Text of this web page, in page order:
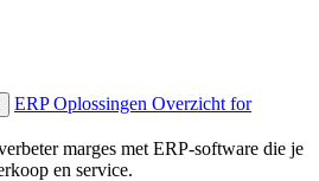
ERP Oplossingen Overzicht for
marges met ERP-software die je
en service.